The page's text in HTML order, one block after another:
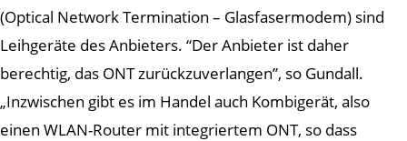
(Optical Network Termination – Glasfasermodem) sind
Leihgeräte des Anbieters. “Der Anbieter ist daher
berechtig, das ONT zurückzuverlangen”, so Gundall.
„Inzwischen gibt es im Handel auch Kombigerät, also
einen WLAN-Router mit integriertem ONT, so dass